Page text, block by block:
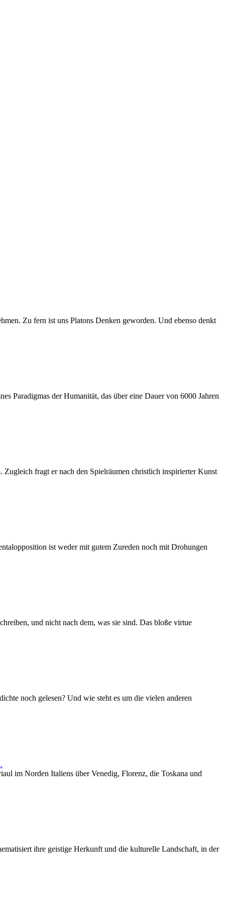
Zu fern ist uns Platons Denken geworden. Und ebenso denkt
Paradigmas der Humanität, das über eine Dauer von 6000 Jahren
fragt er nach den Spielräumen christlich inspirierter Kunst
ist weder mit gutem Zureden noch mit Drohungen
und nicht nach dem, was sie sind. Das bloße virtue
noch gelesen? Und wie steht es um die vielen anderen
im Norden Italiens über Venedig, Florenz, die Toskana und
ihre geistige Herkunft und die kulturelle Landschaft, in der